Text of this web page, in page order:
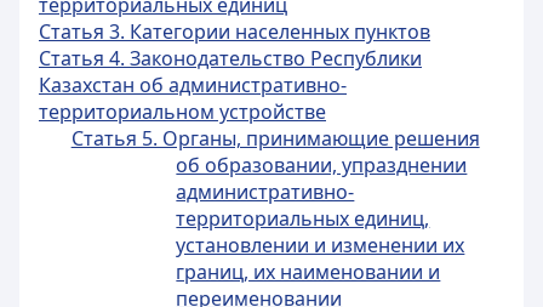
Статья 3. Категории населенных пунктов
Статья 4. Законодательство Республики
Казахстан об административно-
территориальном устройстве
Статья 5. Органы, принимающие решения
об образовании, упразднении
административно-
территориальных единиц,
установлении и изменении их
границ, их наименовании и
переименовании